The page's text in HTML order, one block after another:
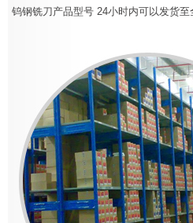
钨钢铣刀产品型号 24小时内可以发货至